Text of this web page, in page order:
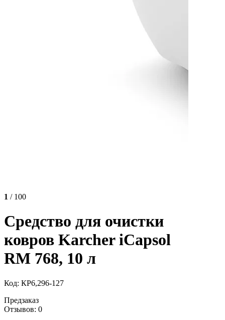
1 / 100
Средство для очистки
ковров Karcher iCapsol
RM 768, 10 л
Код: КР6,296-127
Предзаказ
Отзывов: 0